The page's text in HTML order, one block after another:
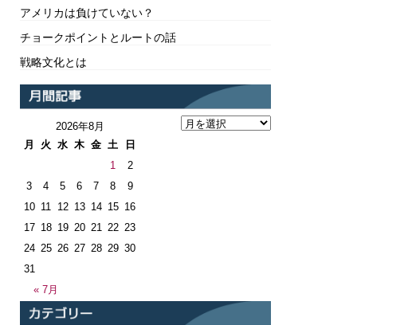
アメリカは負けていない？
チョークポイントとルートの話
戦略文化とは
2026年8月
月
火 水 木 金 土 日
« 7月
1
2
3
4 5 6 7 8
9
10 11 12 13 14 15 16
17 18 19 20 21 22 23
24 25 26 27 28 29 30
31